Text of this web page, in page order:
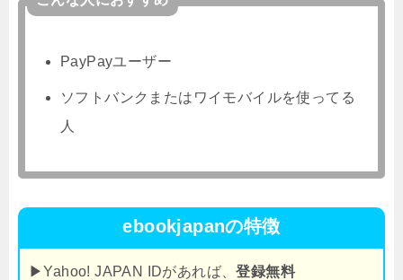
PayPayユーザー
ソフトバンクまたはワイモバイルを使ってる
人
ebookjapanの特徴
▶Yahoo! JAPAN IDがあれば、登録無料